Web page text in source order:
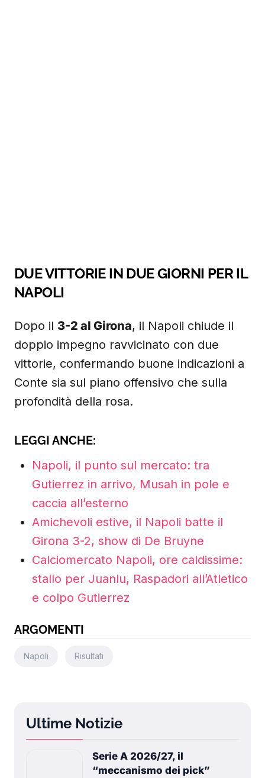
DUE VITTORIE IN DUE GIORNI PER IL
NAPOLI
Dopo il 3-2 al Girona, il Napoli chiude il
doppio impegno ravvicinato con due
vittorie, confermando buone indicazioni a
Conte sia sul piano offensivo che sulla
profondità della rosa.
LEGGI ANCHE:
Napoli, il punto sul mercato: tra
Gutierrez in arrivo, Musah in pole e
caccia all’esterno
Amichevoli estive, il Napoli batte il
Girona 3-2, show di De Bruyne
Calciomercato Napoli, ore caldissime:
stallo per Juanlu, Raspadori all’Atletico
e colpo Gutierrez
ARGOMENTI
Napoli Risultati
Ultime Notizie
Serie A 2026/27, il
“meccanismo dei pick”